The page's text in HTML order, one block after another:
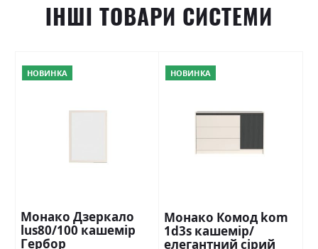
ІНШІ ТОВАРИ СИСТЕМИ
НОВИНКА
Монако Дзеркало
lus80/100 кашемір
Гербор
НОВИНКА
Монако Комод kom
1d3s кашемір/
елегантний сірий